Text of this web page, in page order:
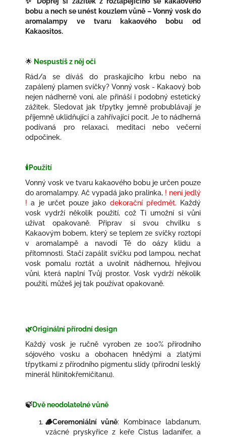
bobu a nech se unést kouzlem vůně – Vonný vosk do
aromalampy ve tvaru kakaového bobu od
Kakaositos.
🌟 Nespustíš z něj oči
Rád/a se díváš do praskajícího krbu nebo na
zapálený plamen svíčky? Vonný vosk - Kakaový bob
nejen nádherně voní, ale přináší i podobný estetický
zážitek. Sledovat jak třpytky jemně probublávají je
příjemně uklidňující a zahřívající pocit. Je to nádherná
podívaná pro relaxaci, meditaci nebo večerní
odpočinek.
🕯️Použití
Vonný vosk ve tvaru kakaového bobu je určen pouze
do aromalampy. Ač vypadá jako pralinka, ! není jedlý
! a je určet pouze jako dekorační předmět. Každý
vosk vydrží několik použití, což Ti umožní si vůni
užívat opakovaně. Připrav si svou chvilku s
Kakaovým bobem, který se teplem ze svíčky roztopí
v aromalampě a navodí Tě do oázy klidu a
přítomnosti. Stačí zapálit svíčku pod lampou, nechat
vosk pomalu roztát a uvolnit nádhernou, hřejivou
vůni, která naplní Tvůj prostor. Vosk vydrží několik
použití, můžeš jej tak používat opakovaně.
🌿Originální přírodní design
Každý vosk je ručně vyroben ze 100% přírodního
sójového vosku a obohacen hnědými a zlatými
třpytkami z přírodního pigmentu slídy (přírodní lesklý
minerál hlinitokřemičitanu).
🍃Dvě neodolatelné vůně
🪵Ceremoniální vůně: Kombinace labdanum,
vzácné pryskyřice z keře Cistus ladanifer, a